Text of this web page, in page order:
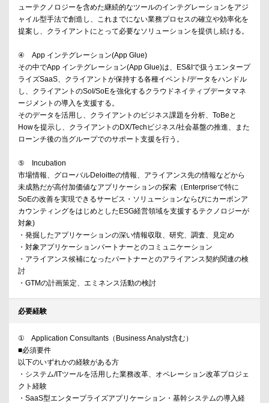
ューテクノロジーを含めた継続的なツールのインテグレーションをアジ
ャイル型手法で創造し、これまでにない業務プロセスの確立や効率化を
提案し、クライアントにとって必要なソリューションを提供し続ける。
④ App インテグレーション(App Glue)
その中でApp インテグレーション(App Glue)は、ES&Iで扱うエンタープ
ライズSaaS、クライアントが保持する各種イベント/データをハンドル
し、クライアントのSoI/SoEを強化するクラウドネイティブデータマネ
ージメントの導入を支援する。
そのデータを活用し、クライアントのビジネス課題を分析、ToBeと
Howを提示し、クライアントのDX/Techビジネス/社会基盤の推進、また
ローンチ後の当グループでのサポート支援を行う。
⑤ Incubation
市場情報、グローバルDeloitteの情報、アライアンス先の情報などから
未成熟だが高付加価値なアプリケーションの探索（Enterpriseで特に
SoEの改善を実現できるサービス・ソリューションならびにカーボンア
カウンティングをはじめとしたESG経営領域を支援するテクノロジーが
対象)
・発掘したアプリケーションの深い情報収取、研究、調査、見定め
・対象アプリケーションパートナーとのコミュニケーション
・アライアンス候補になったパートナーとのアライアンス契約関連の検
討
・GTMの計画策定、エミネンス活動の検討
必要経験
① Application Consultants（Business Analyst含む）
■必須要件
以下のいずれかの経験がある方
・システム/ITツールを活用した業務改革、オペレーション改革プロジェ
クト経験
・SaaS型エンタープライズアプリケーション・基幹システムの導入経